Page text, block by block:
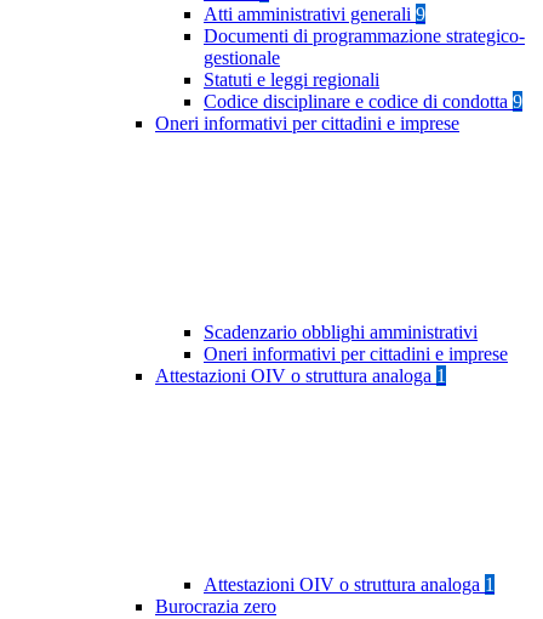
Atti amministrativi generali 9
Documenti di programmazione strategico-
gestionale
Statuti e leggi regionali
Codice disciplinare e codice di condotta 9
Oneri informativi per cittadini e imprese
Scadenzario obblighi amministrativi
Oneri informativi per cittadini e imprese
Attestazioni OIV o struttura analoga 1
Attestazioni OIV o struttura analoga 1
Burocrazia zero